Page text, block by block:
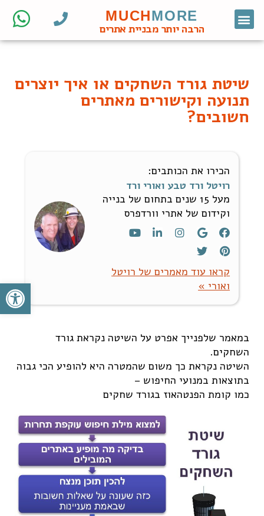
MUCHMORE
הרבה יותר מבניית אתרים
שיטת גורד השחקים או איך יוצרים
תנועה וקישורים מאתרים
חשובים?
הכירו את הכותבים:
רויטל ורד טבע ואורי ורד
מעל 15 שנים בתחום של בנייה
וקידום של אתרי וורדפרס
קראו עוד מאמרים של רויטל
ואורי »
במאמר שלפנייך אפרט על השיטה נקראת גורד
השחקים.
השיטה נקראת כך משום שהמטרה היא להופיע הכי גבוה
בתוצאות במנועי החיפוש –
כמו קומת הפנטהאוז בגורד שחקים
פתח